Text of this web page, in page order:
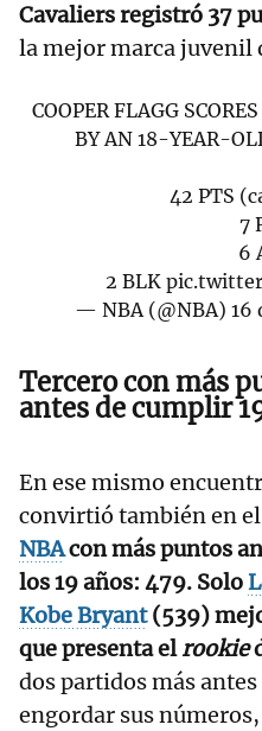
Cavaliers registró 37
la mejor marca juvenil
COOPER FLAGG
BY AN 18-YEAR-
42 PTS
7
6
2 BLK
— NBA (@NBA) 16
Tercero con más
antes de cumplir
En ese mismo
convirtió también en el
NBAcon más puntos
los 19 años: 479. Solo
Kobe Bryant(539)
que presenta elrookie
dos partidos más
engordar sus